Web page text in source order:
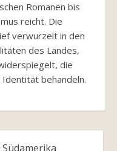
Romanen bis
reicht. Die
verwurzelt in den
des Landes,
die
behandeln.